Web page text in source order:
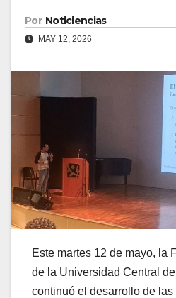
Por Noticiencias
MAY 12, 2026
Este martes 12 de mayo, la
de la Universidad Central
continuó el desarrollo de